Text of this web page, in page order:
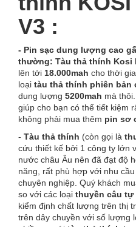
V3 :
- Pin sạc dung lượng cao
thường: Tàu thả thính Kosi
lên tới 18.000mah cho thời
loại tàu thả thính phiên bản
dung lượng 5200mah mà
giúp cho bạn có thể tiết kiệm
không phải mua thêm pin sơ
- Tàu thả thính (còn gọi là
cứu thiết kế bởi 1 công ty lớn
nước châu Âu nên đã đạt độ
năng, rất phù hợp với nhu
chuyên nghiệp. Quý khách
so với các loại thuyền câu tự
kiểm định chất lượng trên thị
trên dây chuyền với số lượng